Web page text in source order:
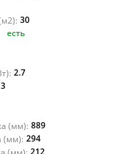
30
есть
2.7
3
(мм): 889
(мм): 294
212